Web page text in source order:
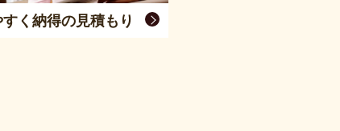
く納得の見積もり